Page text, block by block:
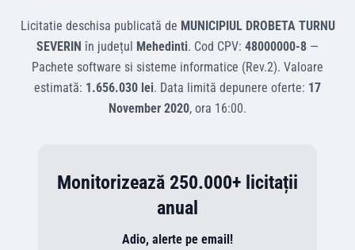
Licitatie deschisa publicată de MUNICIPIUL DROBETA TURNU
SEVERIN în județul Mehedinti. Cod CPV: 48000000-8 —
Pachete software si sisteme informatice (Rev.2). Valoare
estimată: 1.656.030 lei. Data limită depunere oferte: 17
November 2020, ora 16:00.
Monitorizează 250.000+ licitații
anual
Adio, alerte pe email!